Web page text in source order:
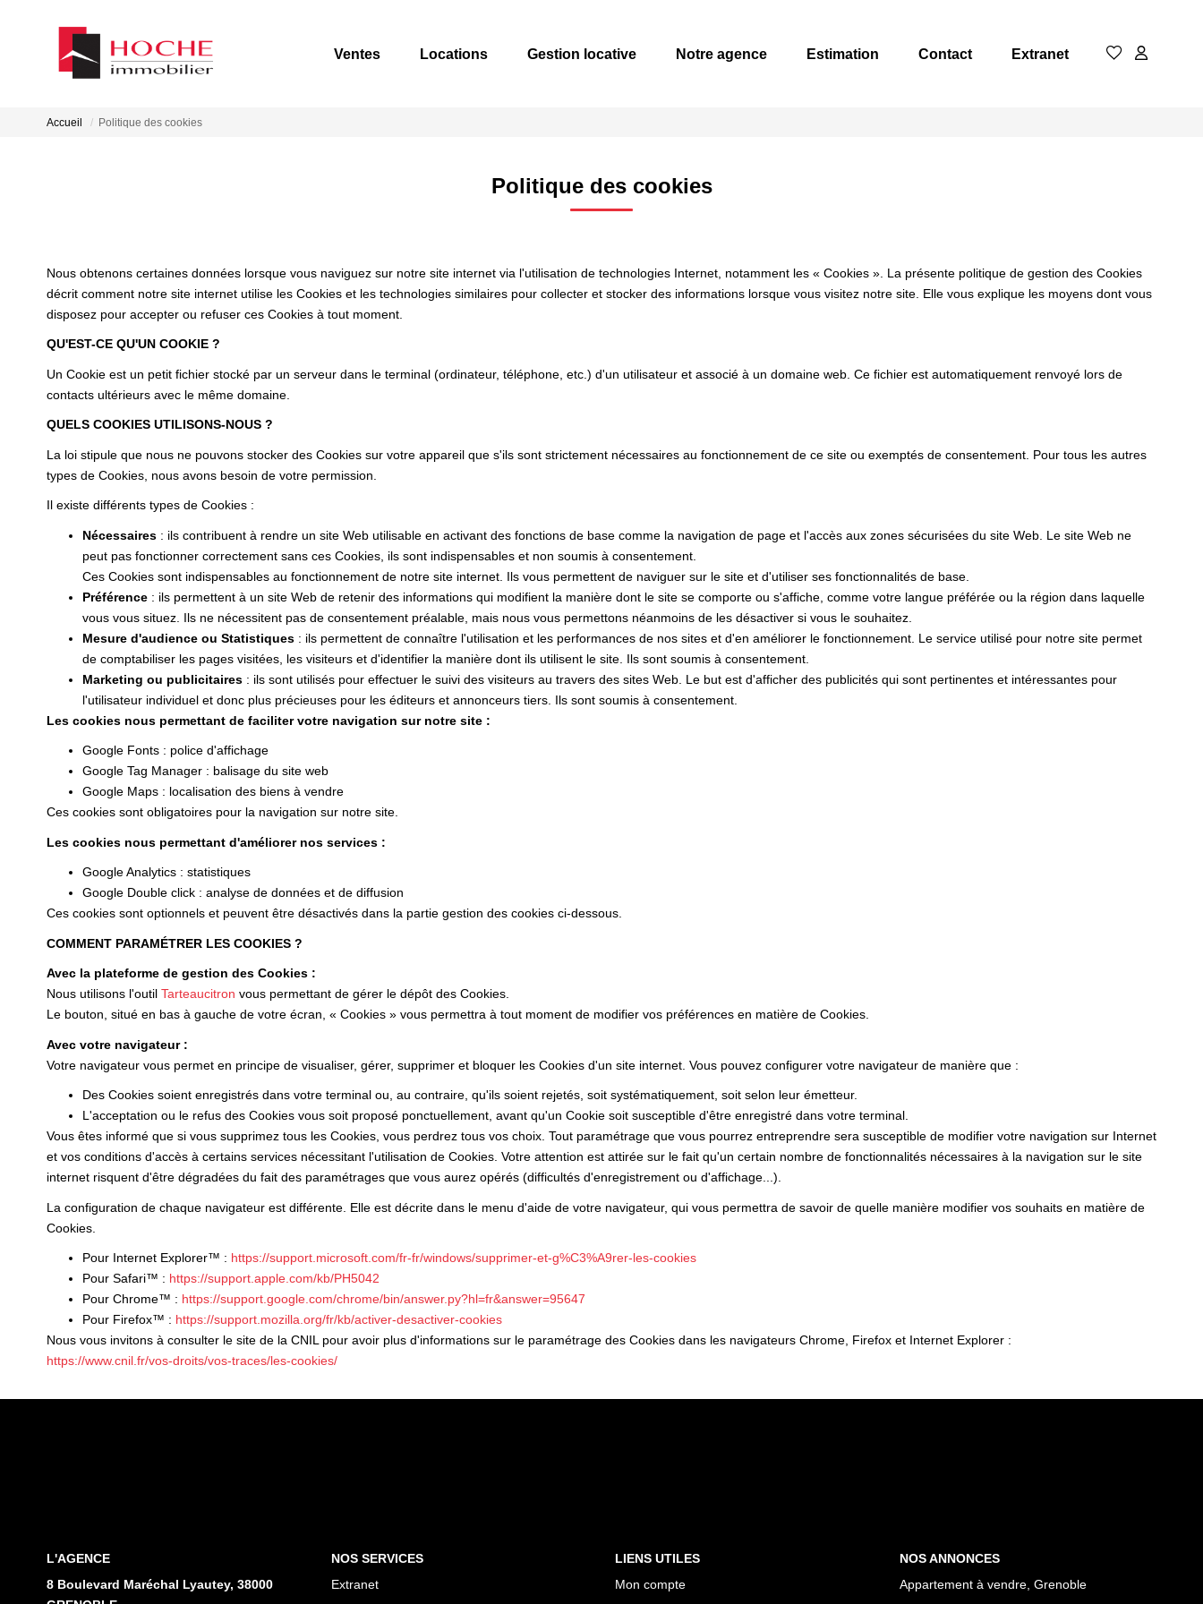
Ventes Locations Gestion locative Notre agence Estimation Contact Extranet
Accueil Politique des cookies
Politique des cookies
Nous obtenons certaines données lorsque vous naviguez sur notre site internet via l'utilisation de technologies Internet, notamment les « Cookies ». La présente politique de gestion des Cookies
décrit comment notre site internet utilise les Cookies et les technologies similaires pour collecter et stocker des informations lorsque vous visitez notre site. Elle vous explique les moyens dont vous
disposez pour accepter ou refuser ces Cookies à tout moment.
QU'EST-CE QU'UN COOKIE ?
Un Cookie est un petit fichier stocké par un serveur dans le terminal (ordinateur, téléphone, etc.) d'un utilisateur et associé à un domaine web. Ce fichier est automatiquement renvoyé lors de
contacts ultérieurs avec le même domaine.
QUELS COOKIES UTILISONS-NOUS ?
La loi stipule que nous ne pouvons stocker des Cookies sur votre appareil que s'ils sont strictement nécessaires au fonctionnement de ce site ou exemptés de consentement. Pour tous les autres
types de Cookies, nous avons besoin de votre permission.
Il existe différents types de Cookies :
Nécessaires : ils contribuent à rendre un site Web utilisable en activant des fonctions de base comme la navigation de page et l'accès aux zones sécurisées du site Web. Le site Web ne
peut pas fonctionner correctement sans ces Cookies, ils sont indispensables et non soumis à consentement.
Ces Cookies sont indispensables au fonctionnement de notre site internet. Ils vous permettent de naviguer sur le site et d'utiliser ses fonctionnalités de base.
Préférence : ils permettent à un site Web de retenir des informations qui modifient la manière dont le site se comporte ou s'affiche, comme votre langue préférée ou la région dans laquelle
vous vous situez. Ils ne nécessitent pas de consentement préalable, mais nous vous permettons néanmoins de les désactiver si vous le souhaitez.
Mesure d'audience ou Statistiques : ils permettent de connaître l'utilisation et les performances de nos sites et d'en améliorer le fonctionnement. Le service utilisé pour notre site permet
de comptabiliser les pages visitées, les visiteurs et d'identifier la manière dont ils utilisent le site. Ils sont soumis à consentement.
Marketing ou publicitaires : ils sont utilisés pour effectuer le suivi des visiteurs au travers des sites Web. Le but est d'afficher des publicités qui sont pertinentes et intéressantes pour
l'utilisateur individuel et donc plus précieuses pour les éditeurs et annonceurs tiers. Ils sont soumis à consentement.
Les cookies nous permettant de faciliter votre navigation sur notre site :
Google Fonts : police d'affichage
Google Tag Manager : balisage du site web
Google Maps : localisation des biens à vendre
Ces cookies sont obligatoires pour la navigation sur notre site.
Les cookies nous permettant d'améliorer nos services :
Google Analytics : statistiques
Google Double click : analyse de données et de diffusion
Ces cookies sont optionnels et peuvent être désactivés dans la partie gestion des cookies ci-dessous.
COMMENT PARAMÉTRER LES COOKIES ?
Avec la plateforme de gestion des Cookies :
Nous utilisons l'outil Tarteaucitron vous permettant de gérer le dépôt des Cookies.
Le bouton, situé en bas à gauche de votre écran, « Cookies » vous permettra à tout moment de modifier vos préférences en matière de Cookies.
Avec votre navigateur :
Votre navigateur vous permet en principe de visualiser, gérer, supprimer et bloquer les Cookies d'un site internet. Vous pouvez configurer votre navigateur de manière que :
Des Cookies soient enregistrés dans votre terminal ou, au contraire, qu'ils soient rejetés, soit systématiquement, soit selon leur émetteur.
L'acceptation ou le refus des Cookies vous soit proposé ponctuellement, avant qu'un Cookie soit susceptible d'être enregistré dans votre terminal.
Vous êtes informé que si vous supprimez tous les Cookies, vous perdrez tous vos choix. Tout paramétrage que vous pourrez entreprendre sera susceptible de modifier votre navigation sur Internet
et vos conditions d'accès à certains services nécessitant l'utilisation de Cookies. Votre attention est attirée sur le fait qu'un certain nombre de fonctionnalités nécessaires à la navigation sur le site
internet risquent d'être dégradées du fait des paramétrages que vous aurez opérés (difficultés d'enregistrement ou d'affichage...).
La configuration de chaque navigateur est différente. Elle est décrite dans le menu d'aide de votre navigateur, qui vous permettra de savoir de quelle manière modifier vos souhaits en matière de
Cookies.
Pour Internet Explorer™ : https://support.microsoft.com/fr-fr/windows/supprimer-et-g%C3%A9rer-les-cookies
Pour Safari™ : https://support.apple.com/kb/PH5042
Pour Chrome™ : https://support.google.com/chrome/bin/answer.py?hl=fr&answer=95647
Pour Firefox™ : https://support.mozilla.org/fr/kb/activer-desactiver-cookies
Nous vous invitons à consulter le site de la CNIL pour avoir plus d'informations sur le paramétrage des Cookies dans les navigateurs Chrome, Firefox et Internet Explorer :
https://www.cnil.fr/vos-droits/vos-traces/les-cookies/
L'AGENCE
8 Boulevard Maréchal Lyautey, 38000
NOS SERVICES
Extranet
LIENS UTILES
Mon compte
NOS ANNONCES
Appartement à vendre, Grenoble